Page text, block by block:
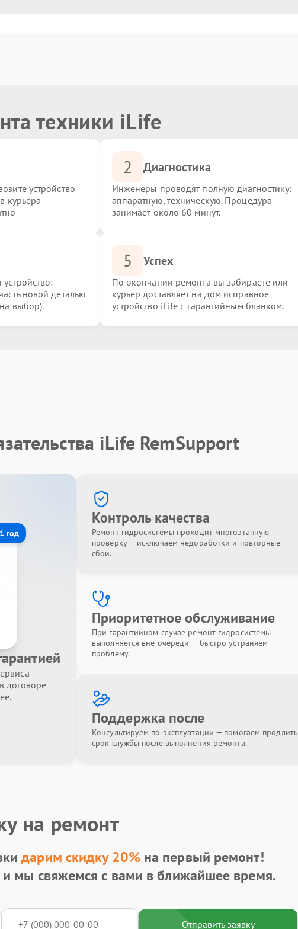
техники iLife
устройство
курьера
2 Диагностика
Инженеры проводят полную диагностику:
аппаратную, техническую. Процедура
занимает около 60 минут.
устройство:
новой деталью
выбор).
5 Успех
По окончании ремонта вы забираете или
курьер доставляет на дом исправное
устройство iLife с гарантийным бланком.
iLife RemSupport
1 год
—
договоре
Контроль качества
Ремонт гидросистемы проходит многоэтапную
проверку — исключаем недоработки и повторные
сбои.
Приоритетное обслуживание
При гарантийном случае ремонт гидросистемы
выполняется вне очереди — быстро устраняем
проблему.
Поддержка после
Консультируем по эксплуатации — помогаем продлить
срок службы после выполнения ремонта.
на ремонт
дарим скидку 20%на первый ремонт!
мы свяжемся с вами в ближайшее время.
Отправить заявку